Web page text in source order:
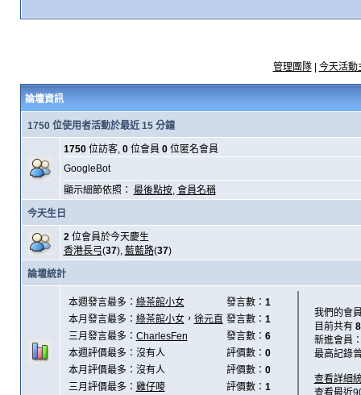
管理團隊| 今天活動
論壇資訊
1750 位使用者活動於最近 15 分鐘
1750位訪客, 0位會員 0位匿名會員
GoogleBot
顯示細節依照： 最後點按, 會員名稱
今天生日
2位會員於今天慶生
香港長弓(37), 藍藍路(37)
論壇統計
本週發言最多： 綠茶館小女 發言數： 1
本月發言最多： 綠茶館小女， 徐元直 發言數： 1
三月發言最多： CharlesFen 發言數： 6
本週評價最多：沒有人
評價數： 0
本月評價最多：沒有人
評價數： 0
三月評價最多： 雞仔嘜 評價數： 1
我們的會
目前共有
新進會員
最高記錄
查看詳細
查看最近